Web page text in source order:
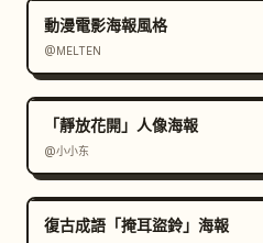
動漫電影海報風格
@MELTEN
「靜放花開」人像海報
@小小东
復古成語「掩耳盜鈴」海報